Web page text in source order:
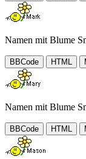
Namen mit Blume
BBCode HTML
Namen mit Blume
BBCode HTML